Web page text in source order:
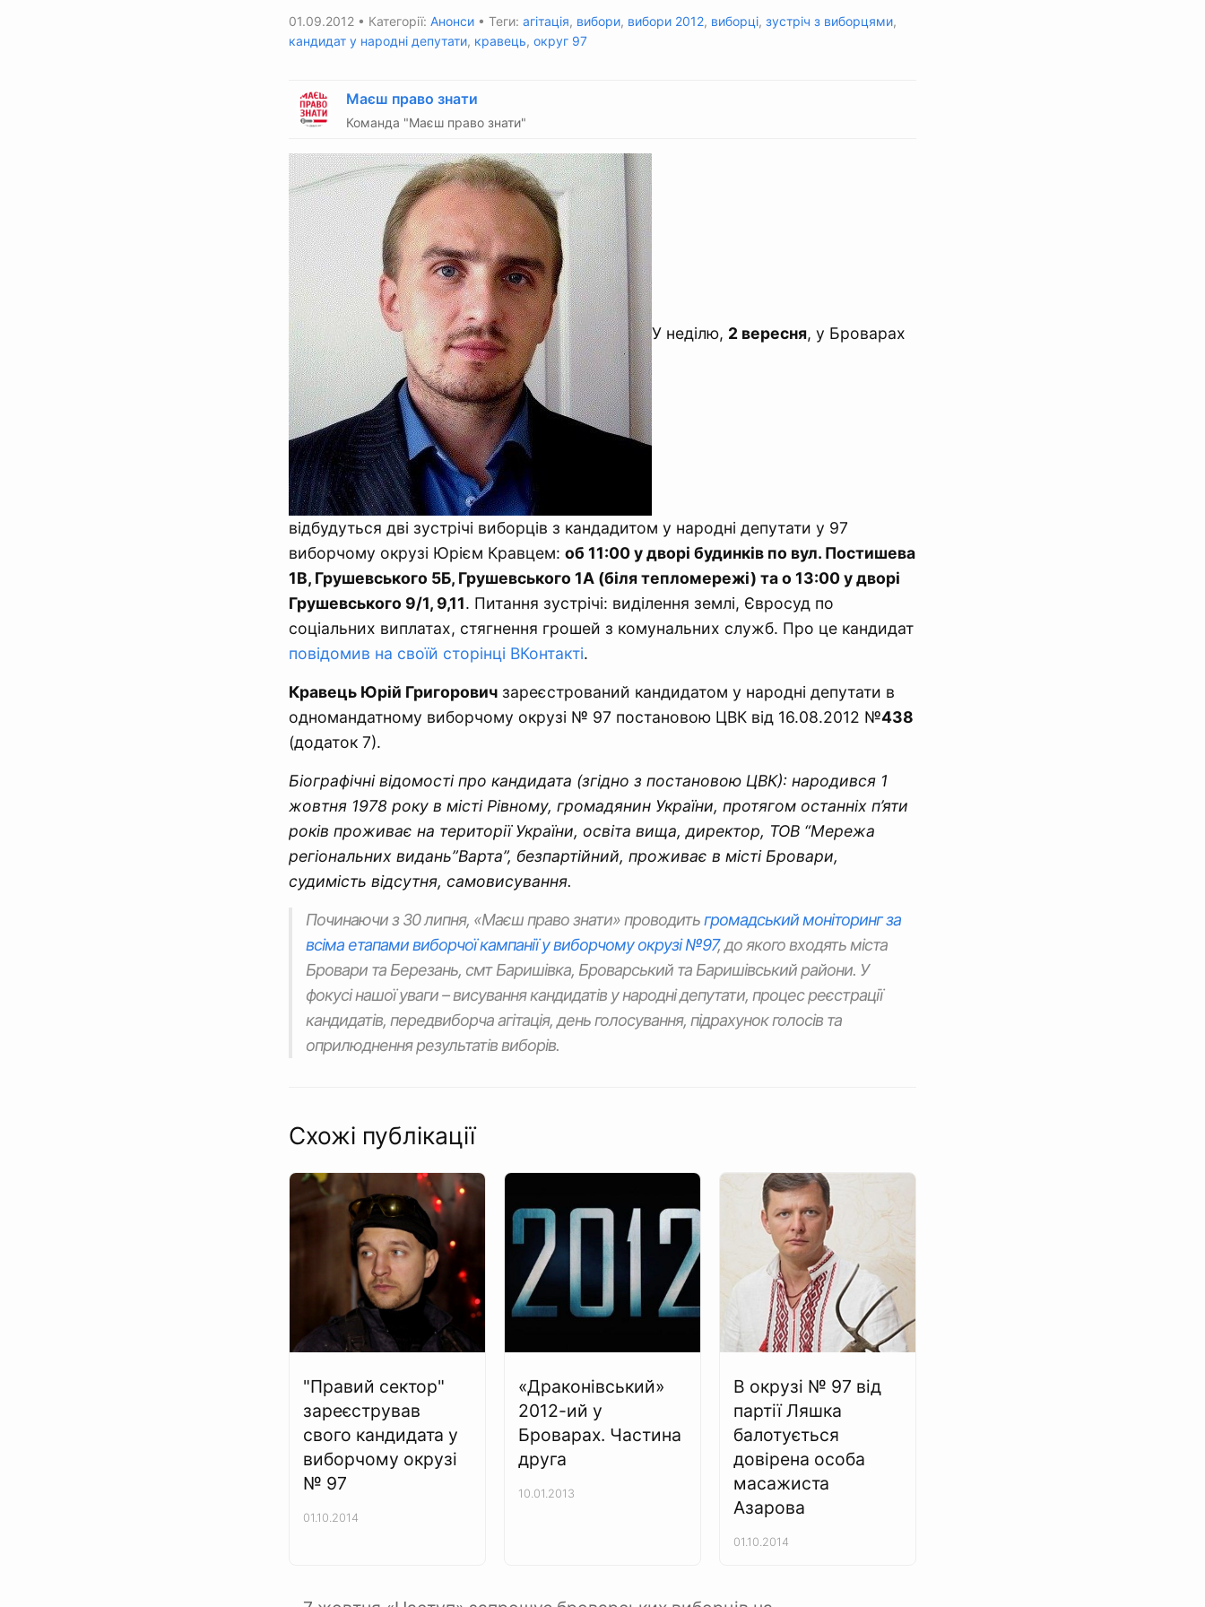
01.09.2012 • Категорії: Анонси • Теги: агітація, вибори, вибори 2012, виборці, зустріч з виборцями,
кандидат у народні депутати, кравець, округ 97
Маєш право знати
Команда "Маєш право знати"
У неділю, 2 вересня, у Броварах
відбудуться дві зустрічі виборців з кандадитом у народні депутати у 97
виборчому окрузі Юрієм Кравцем: об 11:00 у дворі будинків по вул. Постишева
1В, Грушевського 5Б, Грушевського 1А (біля тепломережі) та о 13:00 у дворі
Грушевського 9/1, 9,11. Питання зустрічі: виділення землі, Євросуд по
соціальних виплатах, стягнення грошей з комунальних служб. Про це кандидат
повідомив на своїй сторінці ВКонтакті.
Кравець Юрій Григорович зареєстрований кандидатом у народні депутати в
одномандатному виборчому окрузі № 97 постановою ЦВК від 16.08.2012 №438
(додаток 7).
Біографічні відомості про кандидата (згідно з постановою ЦВК): народився 1
жовтня 1978 року в місті Рівному, громадянин України, протягом останніх п’яти
років проживає на території України, освіта вища, директор, ТОВ “Мережа
регіональних видань”Варта”, безпартійний, проживає в місті Бровари,
судимість відсутня, самовисування.
Починаючи з 30 липня, «Маєш право знати» проводитьгромадський моніторинг за
всіма етапами виборчої кампанії у виборчому окрузі №97, до якого входять міста
Бровари та Березань, смт Баришівка, Броварський та Баришівський райони. У
фокусі нашої уваги – висування кандидатів у народні депутати, процес реєстрації
кандидатів, передвиборча агітація, день голосування, підрахунок голосів та
оприлюднення результатів виборів.
Схожі публікації
"Правий сектор"
зареєстрував
свого кандидата у
виборчому окрузі
№ 97
01.10.2014
«Драконівський»
2012-ий у
Броварах. Частина
друга
10.01.2013
В окрузі № 97 від
партії Ляшка
балотується
довірена особа
масажиста
Азарова
01.10.2014